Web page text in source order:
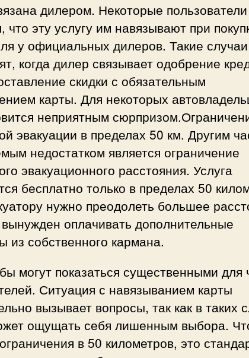
дилером. Некоторые пользователи
что эту услугу им навязывают при
у официальных дилеров. Такие случаи
когда дилер связывает одобрение
скидки с обязательным
карты. Для некоторых
неприятным
эвакуации в пределах 50 км. Другим
недостатком является ограничение
эвакуационного расстояния. Услуга
бесплатно только в пределах 50
нужно преодолеть большее
оплачивать дополнительные
из собственного кармана.
могут показаться существенными для
Ситуация с навязыванием карты
вызывает вопросы, так как в таких
ощущать себя лишенным выбора.
в 50 километров, это